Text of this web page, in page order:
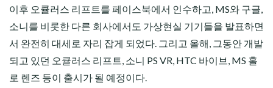
이후 오큘러스 리프트를 페이스북에서 인수하고, MS와 구글,
소니를 비롯한 다른 회사에서도 가상현실 기기들을 발표하면
서 완전히 대세로 자리 잡게 되었다. 그리고 올해, 그동안 개발
되고 있던 오큘러스 리프트, 소니 PS VR, HTC 바이브, MS 홀
로 렌즈 등이 출시가 될 예정이다.